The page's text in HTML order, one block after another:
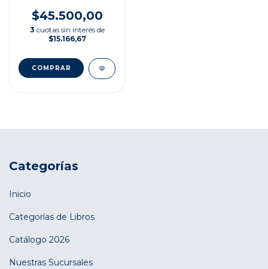
$45.500,00
3 cuotas sin interés de
$15.166,67
Categorías
Inicio
Categorías de Libros
Catálogo 2026
Nuestras Sucursales